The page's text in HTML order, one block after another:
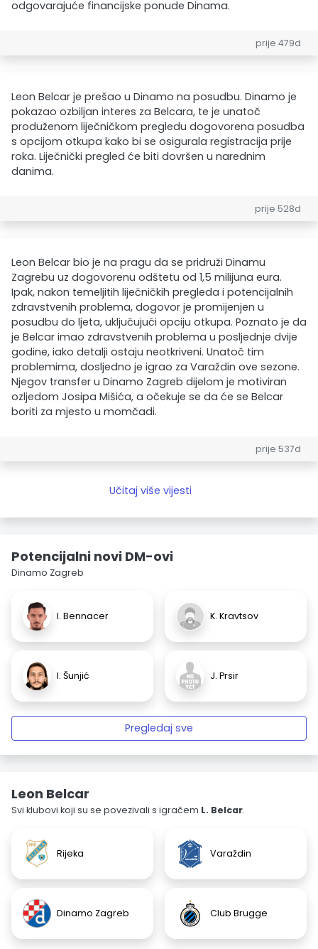
odgovarajuće financijske ponude Dinama.
prije 479d
Leon Belcar je prešao u Dinamo na posudbu. Dinamo je
pokazao ozbiljan interes za Belcara, te je unatoč
produženom liječničkom pregledu dogovorena posudba
s opcijom otkupa kako bi se osigurala registracija prije
roka. Liječnički pregled će biti dovršen u narednim
danima.
prije 528d
Leon Belcar bio je na pragu da se pridruži Dinamu
Zagrebu uz dogovorenu odštetu od 1,5 milijuna eura.
Ipak, nakon temeljitih liječničkih pregleda i potencijalnih
zdravstvenih problema, dogovor je promijenjen u
posudbu do ljeta, uključujući opciju otkupa. Poznato je da
je Belcar imao zdravstvenih problema u posljednje dvije
godine, iako detalji ostaju neotkriveni. Unatoč tim
problemima, dosljedno je igrao za Varaždin ove sezone.
Njegov transfer u Dinamo Zagreb dijelom je motiviran
ozljedom Josipa Mišića, a očekuje se da će se Belcar
boriti za mjesto u momčadi.
prije 537d
Učitaj više vijesti
Potencijalni novi DM-ovi
Dinamo Zagreb
I. Bennacer K. Kravtsov
I. Šunjić J. Prsir
Pregledaj sve
Leon Belcar
Svi klubovi koji su se povezivali s igračem L. Belcar.
Rijeka Varaždin
Dinamo Zagreb Club Brugge